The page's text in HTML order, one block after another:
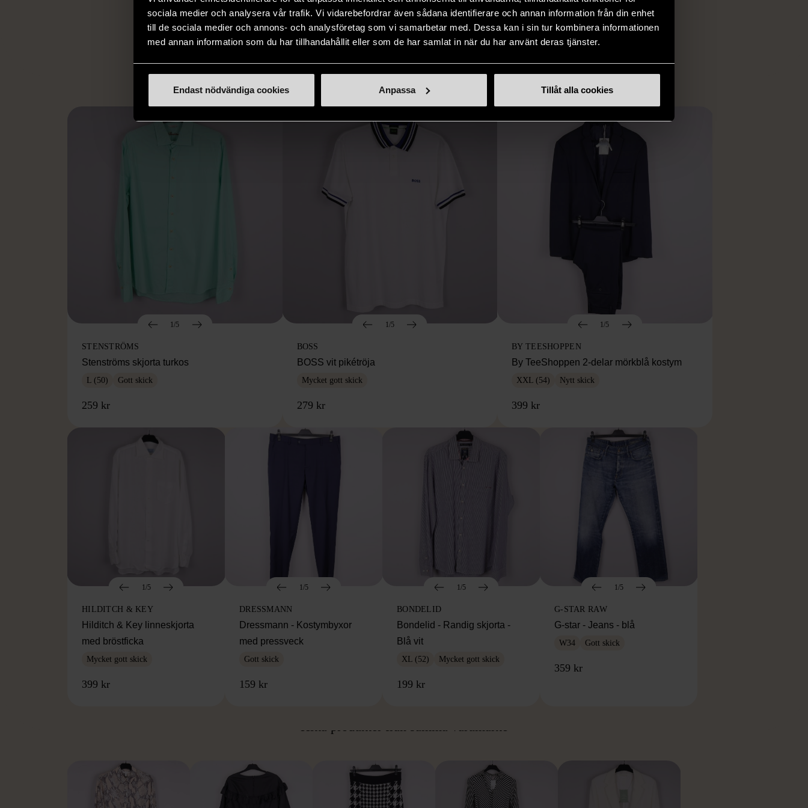
sociala medier och analysera vår trafik. Vi vidarebefordrar även sådana identifierare och annan information från din enhet
till de sociala medier och annons- och analysföretag som vi samarbetar med. Dessa kan i sin tur kombinera informationen
med annan information som du har tillhandahållit eller som de har samlat in när du har använt deras tjänster.
Endast nödvändiga cookies Anpassa Tillåt alla cookies
arbetstränar personer som står
utanför arbetsmarknaden på ett
eller annat sätt.
möjlighet att återanvända och ge
nytt liv åt befintliga produkter.
unika och originella föremål som
inte finns i vanliga butiker.
LIKNANDE PRODUKTER
Hitta produkter som påminner om denna
1/5
STENSTRÖMS
Stenströms skjorta turkos
L (50) Gott skick
259 kr
1/5
BOSS
BOSS vit pikétröja
Mycket gott skick
279 kr
1/5
BY TEESHOPPEN
By TeeShoppen 2-delar mörkblå kostym
XXL (54) Nytt skick
399 kr
1/5
HILDITCH & KEY
Hilditch & Key linneskjorta
med bröstficka
Mycket gott skick
399 kr
1/5
DRESSMANN
Dressmann - Kostymbyxor
med pressveck
Gott skick
159 kr
1/5
BONDELID
Bondelid - Randig skjorta -
Blå vit
XL (52) Mycket gott skick
199 kr
1/5
G-STAR RAW
G-star - Jeans - blå
W34 Gott skick
359 kr
Hitta produkter från samma varumärke